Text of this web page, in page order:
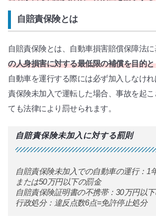
自賠責保険とは
自賠責保険とは、自動車損害賠償保障法に
の人身損害に対する最低限の補償を目的
自動車を運行する際には必ず加入しなけ
責保険未加入で運転した場合、事故を起
ても法律により罰せられます。
自賠責保険未加入に対する罰則
自賠責保険未加入での自動車の運行：1
または50万円以下の罰金
自賠責保険証明書の不携帯：30万円以
行政処分：違反点数6点=免許停止処分